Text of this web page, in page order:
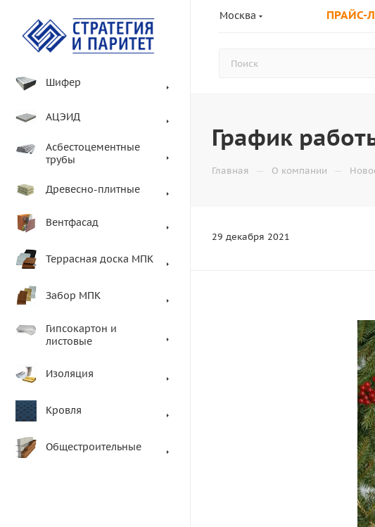
Москва ПРАЙС-
Шифер
АЦЭИД
Асбестоцементные
трубы
Древесно-плитные
Вентфасад
Террасная доска МПК
Забор МПК
Гипсокартон и
листовые
Изоляция
Кровля
Общестроительные
График
Главная — О компании —
29 декабря 2021